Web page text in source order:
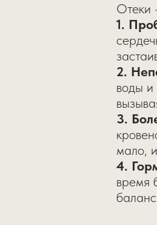
Отеки
1.
2.
воды и
3.
мало,
4.
время